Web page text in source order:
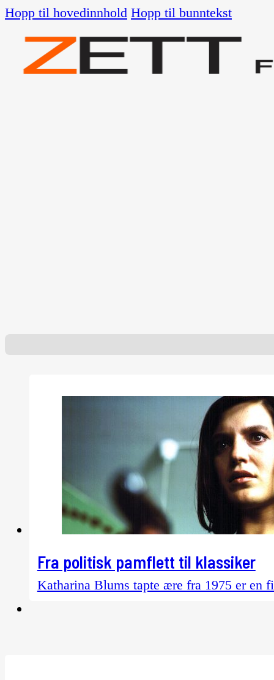
Hopp til hovedinnhold Hopp til bunntekst
Fra politisk pamflett til klassiker
Katharina Blums tapte ære fra 1975 er en